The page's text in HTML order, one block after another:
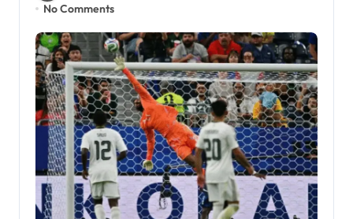
No Comments